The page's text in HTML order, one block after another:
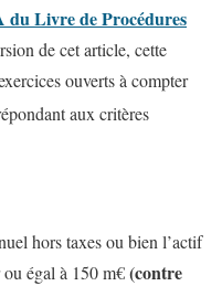
du Livre de Procédures
de cet article, cette
ouverts à compter
aux critères
hors taxes ou bien l’actif
égal à 150 m€(contre